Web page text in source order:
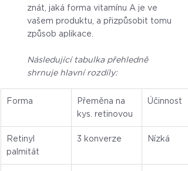
znát, jaká forma vitamínu A je ve
vašem produktu, a přizpůsobit tomu
způsob aplikace.
Následující tabulka přehledně
shrnuje hlavní rozdíly:
Forma
Přeměna na
kys. retinovou
Účinnost
Retinyl
palmitát
3 konverze Nízká